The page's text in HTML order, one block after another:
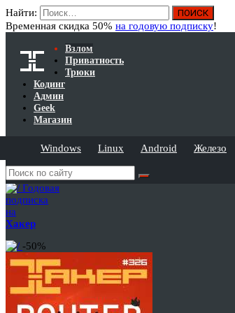
Найти:
Временная скидка 50% на годовую подписку!
Взлом
Приватность
Трюки
Кодинг
Админ
Geek
Магазин
Windows Linux Android Железо
Годовая
подписка
на
Хакер
-50%